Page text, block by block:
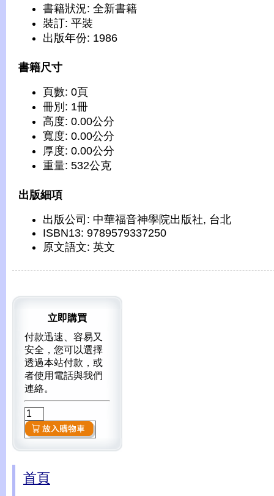
書籍狀況: 全新書籍
裝訂: 平裝
出版年份: 1986
書籍尺寸
頁數: 0頁
冊別: 1冊
高度: 0.00公分
寬度: 0.00公分
厚度: 0.00公分
重量: 532公克
出版細項
出版公司: 中華福音神學院出版社, 台北
ISBN13: 9789579337250
原文語文: 英文
立即購買
付款迅速、容易又
安全，您可以選擇
透過本站付款，或
者使用電話與我們
連絡。
首頁